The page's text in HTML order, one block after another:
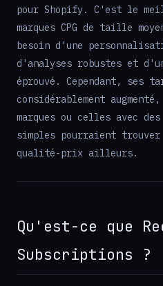
pour Shopify. C'est le
marques CPG de taille
besoin d'une
d'analyses robustes et
éprouvé. Cependant, ses
considérablement
marques ou celles avec des
simples pourraient
qualité-prix ailleurs.
Qu'est-ce que
Subscriptions ?